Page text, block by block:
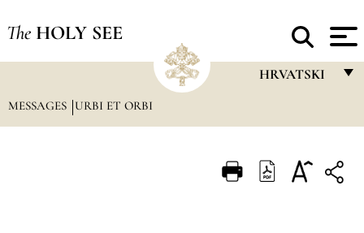
The HOLY SEE
HRVATSKI
ITALIANO
MESSAGES URBI ET ORBI